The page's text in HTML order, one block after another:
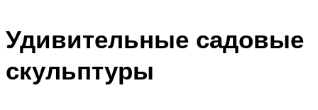
Удивительные садовые
скульптуры